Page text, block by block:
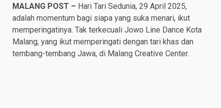
MALANG POST – Hari Tari Sedunia, 29 April 2025,
adalah momentum bagi siapa yang suka menari, ikut
memperingatinya. Tak terkecuali Jowo Line Dance Kota
Malang, yang ikut memperingati dengan tari khas dan
tembang-tembang Jawa, di Malang Creative Center.